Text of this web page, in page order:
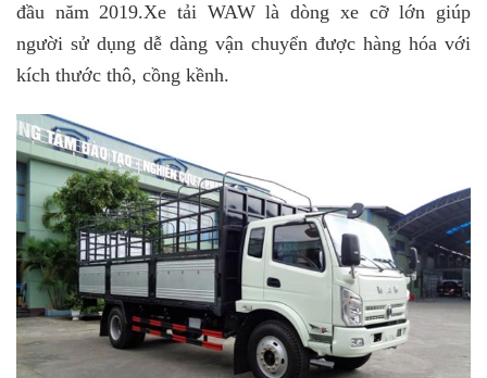
đầu năm 2019.Xe tải WAW là dòng xe cỡ lớn giúp
người sử dụng dễ dàng vận chuyển được hàng hóa với
kích thước thô, cồng kềnh.